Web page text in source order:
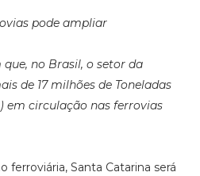
pode ampliar
no Brasil, o setor da
de 17 milhões de Toneladas
em circulação nas ferrovias
ferroviária, Santa Catarina será